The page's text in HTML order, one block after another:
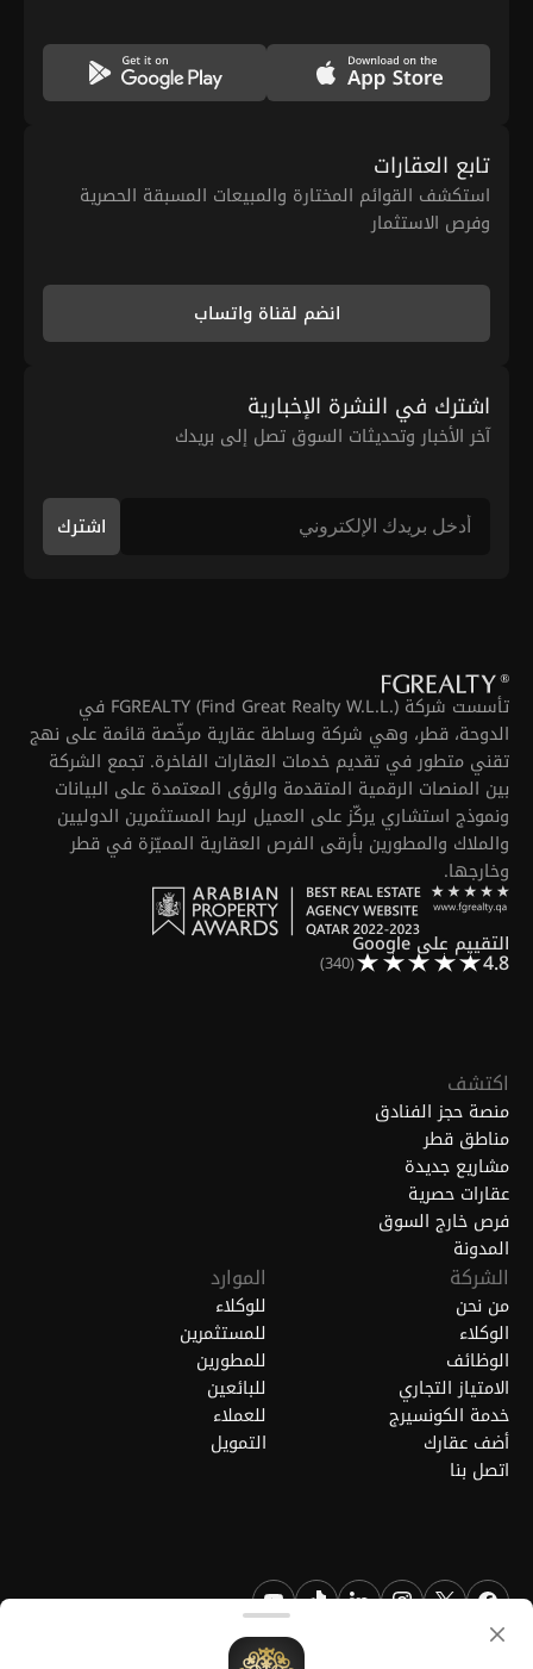
تابع العقارات
استكشف القوائم المختارة والمبيعات المسبقة الحصرية
وفرص الاستثمار
انضم لقناة واتساب
اشترك في النشرة الإخبارية
آخر الأخبار وتحديثات السوق تصل إلى بريدك
اشترك
تأسست شركة FGREALTY (Find Great Realty W.L.L.) في
الدوحة، قطر، وهي شركة وساطة عقارية مرخّصة قائمة على نهج
تقني متطور في تقديم خدمات العقارات الفاخرة. تجمع الشركة
بين المنصات الرقمية المتقدمة والرؤى المعتمدة على البيانات
ونموذج استشاري يركّز على العميل لربط المستثمرين الدوليين
والملاك والمطورين بأرقى الفرص العقارية المميّزة في قطر
وخارجها.
التقييم على Google
4.8
(340)
اكتشف
منصة حجز الفنادق
مناطق قطر
مشاريع جديدة
عقارات حصرية
فرص خارج السوق
المدونة
الشركة
من نحن
الوكلاء
الوظائف
الامتياز التجاري
خدمة الكونسيرج
أضف عقارك
اتصل بنا
الموارد
للوكلاء
للمستثمرين
للمطورين
للبائعين
للعملاء
التمويل
هي علامة تجارية مسجلة لشركة فايند جريت ريالتي ذ.م.م قطر.